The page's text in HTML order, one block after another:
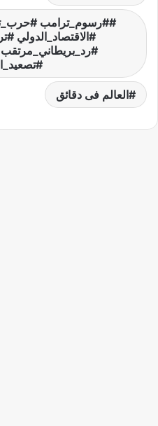
#رسوم_ترامب
#الاقتصاد_الدولي
#رد_بريطاني_مرتقب
العالم فى دقائق